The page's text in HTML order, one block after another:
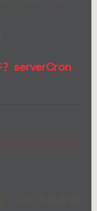
？serverCron
I/O 多路复用